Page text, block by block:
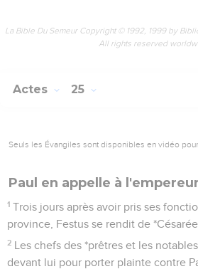
La Bible Du Semeur Copyright © 1992, 1999 by
All rights reserved
Actes 25
Seuls les Évangiles sont disponibles en vidéo pour
Paul en appelle à l'empereur
1 Trois jours après avoir pris ses
province, Festus se rendit de *Césarée
2 Les chefs des *prêtres et les
devant lui pour porter plainte contre